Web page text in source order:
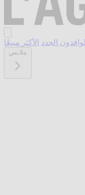
الوافدون الجدد الأكثر مبيعًا
ملابس